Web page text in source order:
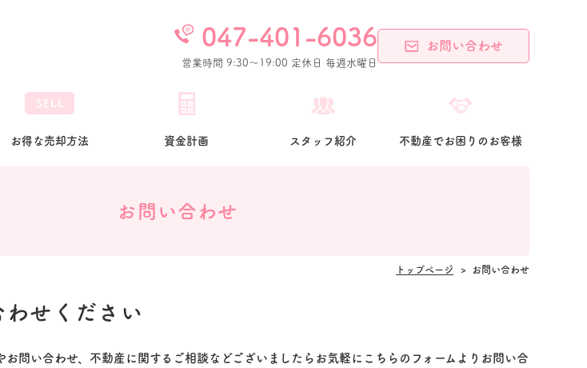
047-401-6036
営業時間 9:30〜19:00 定休⽇ 毎週⽔曜⽇
お問い合わせ
お得な売却⽅法 資⾦計画 スタッフ紹介 不動産でお困りのお客様
お問い合わせ
トップページ お問い合わせ
わせください
問い合わせ、不動産に関するご相談などございましたらお気軽にこちらのフォームよりお問い合